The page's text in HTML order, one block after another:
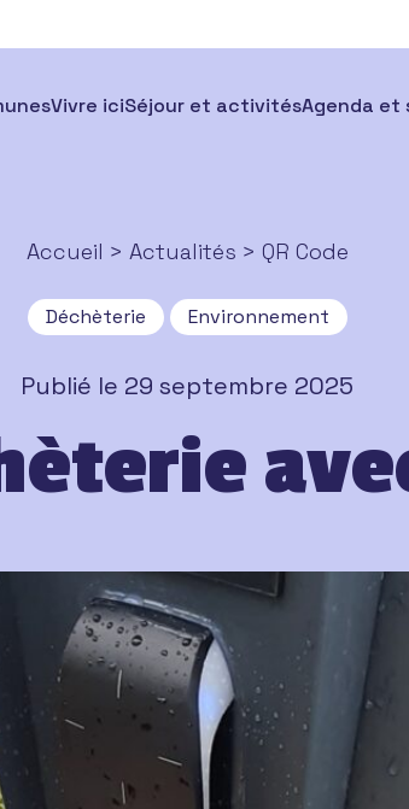
Vivre iciSéjour et activitésAgenda et
Accueil > Actualités > QR Code
Déchèterie Environnement
Publié le 29 septembre 2025